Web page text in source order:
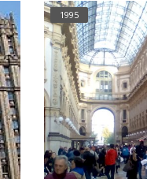
1995